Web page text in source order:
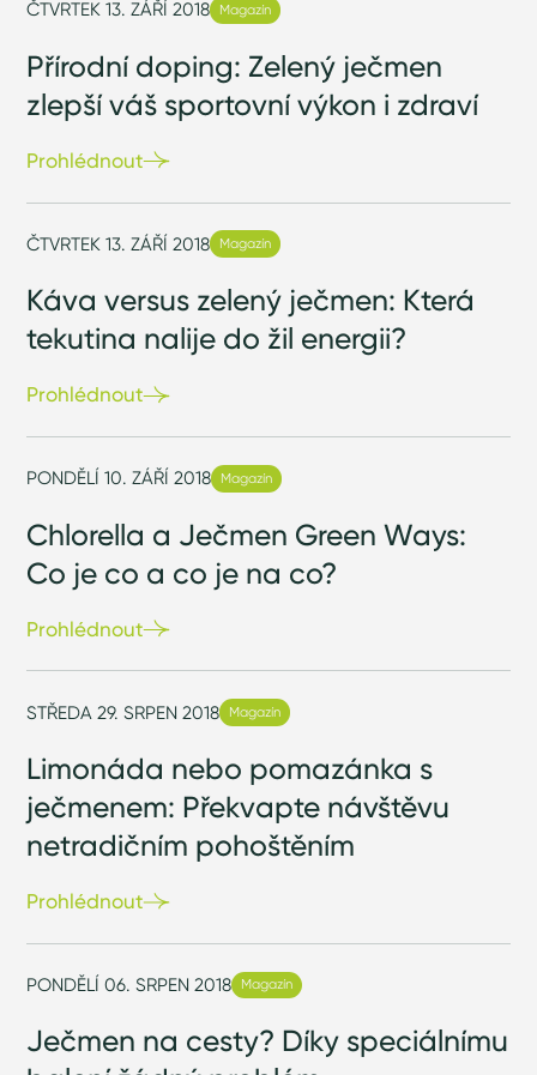
ČTVRTEK 13. ZÁŘÍ 2018 Magazín
Přírodní doping: Zelený ječmen
zlepší váš sportovní výkon i zdraví
Prohlédnout
ČTVRTEK 13. ZÁŘÍ 2018 Magazín
Káva versus zelený ječmen: Která
tekutina nalije do žil energii?
Prohlédnout
PONDĚLÍ 10. ZÁŘÍ 2018 Magazín
Chlorella a Ječmen Green Ways:
Co je co a co je na co?
Prohlédnout
STŘEDA 29. SRPEN 2018 Magazín
Limonáda nebo pomazánka s
ječmenem: Překvapte návštěvu
netradičním pohoštěním
Prohlédnout
PONDĚLÍ 06. SRPEN 2018 Magazín
Ječmen na cesty? Díky speciálnímu